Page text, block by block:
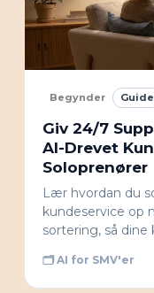
Begynder Guide
Giv 24/7
AI-Drevet
Soloprenører
Lær hvordan du
kundeservice op
sortering, så dine
🗂 AI for SMV'er